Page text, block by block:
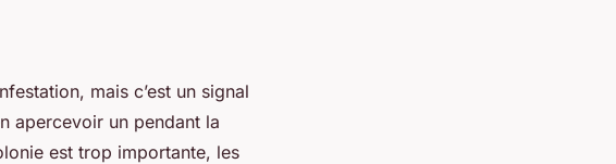
mais c’est un signal
apercevoir un pendant la
est trop importante, les